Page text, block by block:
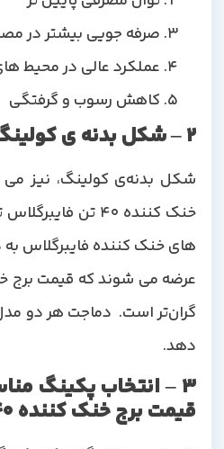
صرفه جویی بیشتر در مصرف
عملکرد عالی در محیط های
کاهش رسوب و گرفتگی
شکل بدنه‌ی کولینگ، نیز می
خنک کننده 40 تن
های خنک کننده فایبرگلاس به
عرضه می شوند که قیمت برج خنک
گران‌تر است. دماجت هر دو مدل را
دهد.
3 – انتخاب پکینگ
قیمت برج خنک کننده 40 تن